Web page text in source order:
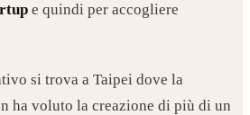
e quindi per accogliere
si trova a Taipei dove la
ha voluto la creazione di più di un